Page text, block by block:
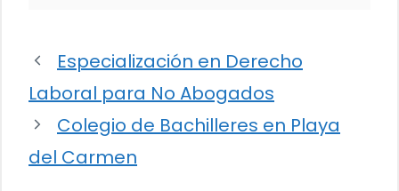
Especialización en Derecho
Laboral para No Abogados
Colegio de Bachilleres en Playa
del Carmen